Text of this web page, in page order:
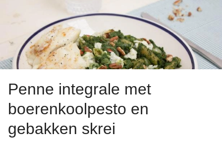
Penne integrale met
boerenkoolpesto en
gebakken skrei